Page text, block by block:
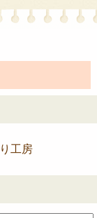
工房